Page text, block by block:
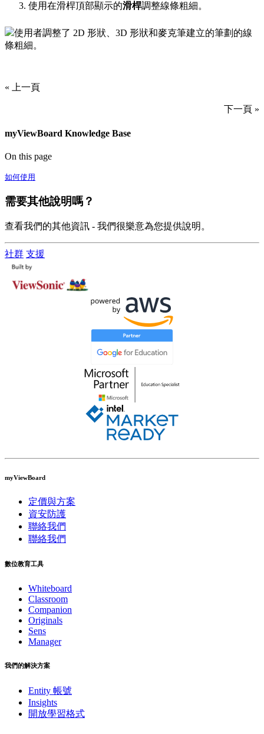
使用在滑桿頂部顯示的滑桿調整線條粗細。
使用者調整了 2D 形狀、3D 形狀和麥克筆建立的筆劃的線
條粗細。
« 上一頁
下一頁 »
myViewBoard Knowledge Base
On this page
如何使用
需要其他說明嗎？
查看我們的其他資訊 - 我們很樂意為您提供說明。
社群 支援
myViewBoard
定價與方案
資安防護
聯絡我們
聯絡我們
數位教育工具
Whiteboard
Classroom
Companion
Originals
Sens
Manager
我們的解決方案
Entity 帳號
Insights
開放學習格式